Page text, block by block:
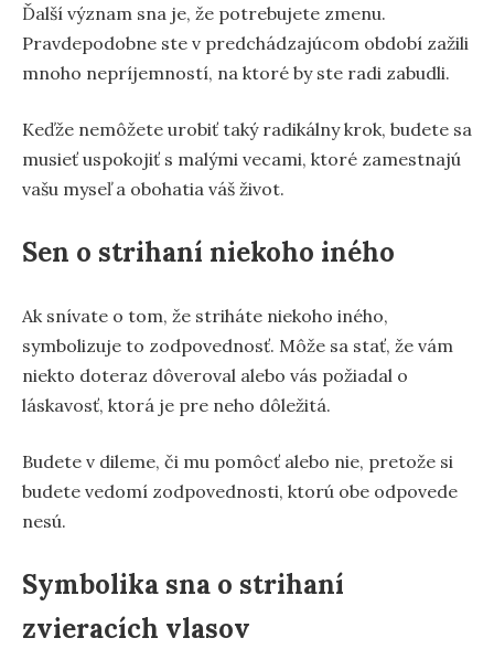
Ďalší význam sna je, že potrebujete zmenu.
Pravdepodobne ste v predchádzajúcom období zažili
mnoho nepríjemností, na ktoré by ste radi zabudli.
Keďže nemôžete urobiť taký radikálny krok, budete sa
musieť uspokojiť s malými vecami, ktoré zamestnajú
vašu myseľ a obohatia váš život.
Sen o strihaní niekoho iného
Ak snívate o tom, že striháte niekoho iného,
symbolizuje to zodpovednosť. Môže sa stať, že vám
niekto doteraz dôveroval alebo vás požiadal o
láskavosť, ktorá je pre neho dôležitá.
Budete v dileme, či mu pomôcť alebo nie, pretože si
budete vedomí zodpovednosti, ktorú obe odpovede
nesú.
Symbolika sna o strihaní
zvieracích vlasov